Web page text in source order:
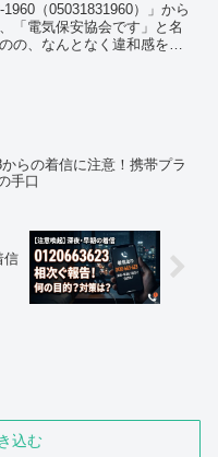
1960（05031831960）」から
「電気保安協会です」と名
の、なんとなく違和感を覚
らの着信に注意！携帯プラ
手口
信
込む